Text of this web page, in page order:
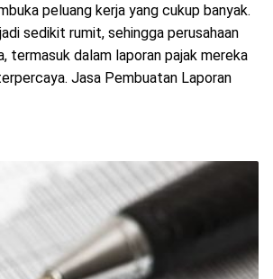
peluang kerja yang cukup banyak.
sedikit rumit, sehingga perusahaan
termasuk dalam laporan pajak mereka
Jasa Pembuatan Laporan